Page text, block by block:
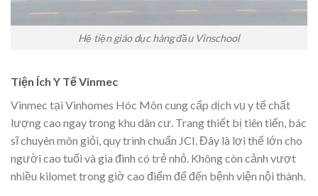
Hệ tiện giáo dục hàng đầu Vinschool
Tiện Ích Y Tế Vinmec
Vinmec tại Vinhomes Hóc Môn cung cấp dịch vụ y tế chất
lượng cao ngay trong khu dân cư. Trang thiết bị tiên tiến, bác
sĩ chuyên môn giỏi, quy trình chuẩn JCI. Đây là lợi thế lớn cho
người cao tuổi và gia đình có trẻ nhỏ. Không còn cảnh vượt
nhiều kilomet trong giờ cao điểm để đến bệnh viện nội thành.